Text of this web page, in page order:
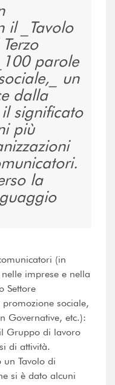
il _Tavolo
parole
un
dalla
significato
più
la
(in
imprese e nella
Settore
sociale,
Governative, etc.):
Gruppo di lavoro
di attività.
un Tavolo di
si è dato alcuni